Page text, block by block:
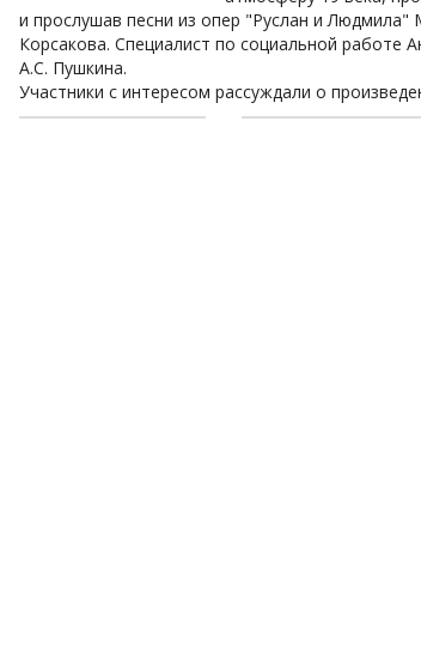
и прослушав песни из опер "Руслан и
Корсакова. Специалист по социальной работе
А.С. Пушкина.
Участники с интересом рассуждали о